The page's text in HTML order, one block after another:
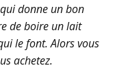
donne un bon
de boire un lait
le font. Alors vous
achetez.